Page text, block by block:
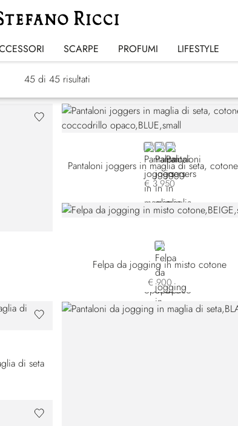
SCARPE PROFUMI LIFESTYLE
Tute Sportive
45 di 45 risultati
BLUEBEIGE
RED
€ 3.950
BEIGE
Felpa da jogging in misto cotone
€ 900
di seta